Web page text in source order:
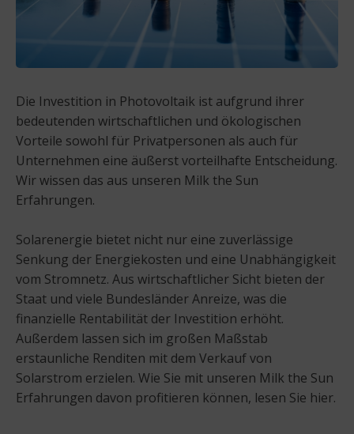
Die Investition in Photovoltaik ist aufgrund ihrer
bedeutenden wirtschaftlichen und ökologischen
Vorteile sowohl für Privatpersonen als auch für
Unternehmen eine äußerst vorteilhafte Entscheidung.
Wir wissen das aus unseren Milk the Sun
Erfahrungen.
Solarenergie bietet nicht nur eine zuverlässige
Senkung der Energiekosten und eine Unabhängigkeit
vom Stromnetz. Aus wirtschaftlicher Sicht bieten der
Staat und viele Bundesländer Anreize, was die
finanzielle Rentabilität der Investition erhöht.
Außerdem lassen sich im großen Maßstab
erstaunliche Renditen mit dem Verkauf von
Solarstrom erzielen. Wie Sie mit unseren Milk the Sun
Erfahrungen davon profitieren können, lesen Sie hier.